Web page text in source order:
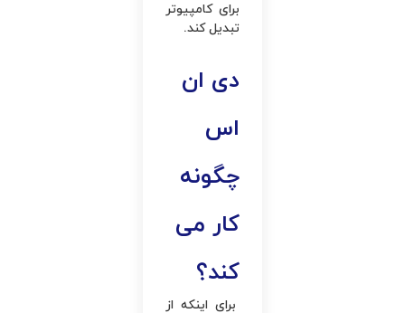
برای کامپیوتر
تبدیل کند.
دی ان
اس
چگونه
کار می‌
کند؟
برای ‌اینکه از